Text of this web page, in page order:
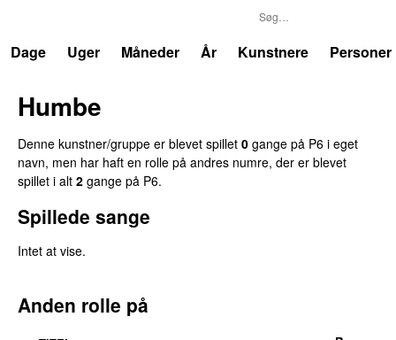
Dage
Uger Måneder År Kunstnere Personer
Humbe
Denne kunstner/gruppe er blevet spillet 0 gange på P6 i eget
navn, men har haft en rolle på andres numre, der er blevet
spillet i alt 2 gange på P6.
Spillede sange
Intet at vise.
Anden rolle på